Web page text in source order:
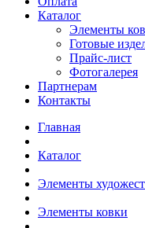
Каталог
Элементы
Готовые
Прайс-лист
Фотогалерея
Партнерам
Контакты
Главная
Каталог
Элементы
Элементы ковки